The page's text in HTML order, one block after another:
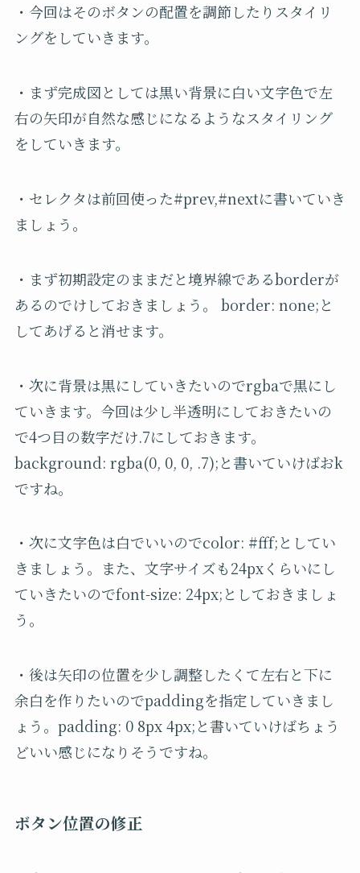
・今回はそのボタンの配置を調節したりスタイリ
ングをしていきます。
・まず完成図としては黒い背景に白い文字色で左
右の矢印が自然な感じになるようなスタイリング
をしていきます。
・セレクタは前回使った#prev,#nextに書いていき
ましょう。
・まず初期設定のままだと境界線であるborderが
あるのでけしておきましょう。 border: none;と
してあげると消せます。
・次に背景は黒にしていきたいのでrgbaで黒にし
ていきます。今回は少し半透明にしておきたいの
で4つ目の数字だけ.7にしておきます。
background: rgba(0, 0, 0, .7);と書いていけばおk
ですね。
・次に文字色は白でいいのでcolor: #fff;としてい
きましょう。また、文字サイズも24pxくらいにし
ていきたいのでfont-size: 24px;としておきましょ
う。
・後は矢印の位置を少し調整したくて左右と下に
余白を作りたいのでpaddingを指定していきまし
ょう。padding: 0 8px 4px;と書いていけばちょう
どいい感じになりそうですね。
ボタン位置の修正